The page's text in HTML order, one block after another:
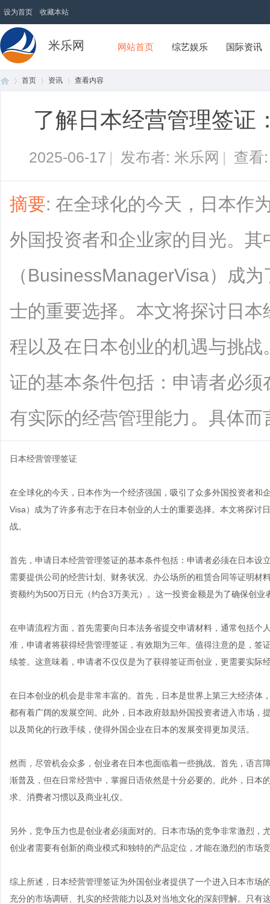
设为首页 收藏本站
米乐网 网站首页 综艺娱乐 国际资讯
首页 资讯
›
查看内容
了解日本经营管理签证
2025-06-17 | 发布者: 米乐网 | 查
摘要: 在全球化的今天，日本作
外国投资者和企业家的目光。其
（BusinessManagerVisa）成
士的重要选择。本文将探讨日
程以及在日本创业的机遇与挑
证的基本条件包括：申请者必
有实际的经营管理能力。具体而
日本经营管理签证
在全球化的今天，日本作为一个经济强国，吸引了众多外国投资者
Visa）成为了许多有志于在日本创业的人士的重要选择。本文将探讨
战。
首先，申请日本经营管理签证的基本条件包括：申请者必须在日本设
需要提供公司的经营计划、财务状况、办公场所的租赁合同等证明
资额约为500万日元（约合3万美元）。这一投资金额是为了确保创
在申请流程方面，首先需要向日本法务省提交申请材料，通常包括个
准，申请者将获得经营管理签证，有效期为三年。值得注意的是，签
续签。这意味着，申请者不仅仅是为了获得签证而创业，更需要实际
在日本创业的机会是非常丰富的。首先，日本是世界上第三大经济体
都有着广阔的发展空间。此外，日本政府鼓励外国投资者进入市场，
以及简化的行政手续，使得外国企业在日本的发展变得更加灵活。
然而，尽管机会众多，创业者在日本也面临着一些挑战。首先，语言
渐普及，但在日常经营中，掌握日语依然是十分必要的。此外，日本
求、消费者习惯以及商业礼仪。
另外，竞争压力也是创业者必须面对的。日本市场的竞争非常激烈
创业者需要有创新的商业模式和独特的产品定位，才能在激烈的市场
综上所述，日本经营管理签证为外国创业者提供了一个进入日本市场
充分的市场调研、扎实的经营能力以及对当地文化的深刻理解。只